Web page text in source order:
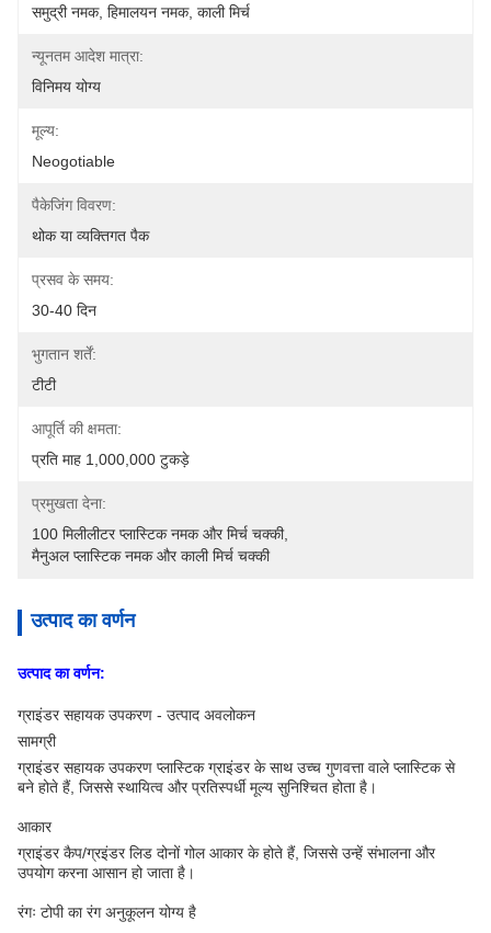
समुद्री नमक, हिमालयन नमक, काली मिर्च
न्यूनतम आदेश मात्रा:
विनिमय योग्य
मूल्य:
Neogotiable
पैकेजिंग विवरण:
थोक या व्यक्तिगत पैक
प्रसव के समय:
30-40 दिन
भुगतान शर्तें:
टीटी
आपूर्ति की क्षमता:
प्रति माह 1,000,000 टुकड़े
प्रमुखता देना:
100 मिलीलीटर प्लास्टिक नमक और मिर्च चक्की,
मैनुअल प्लास्टिक नमक और काली मिर्च चक्की
उत्पाद का वर्णन
उत्पाद का वर्णन:
ग्राइंडर सहायक उपकरण - उत्पाद अवलोकन
सामग्री
ग्राइंडर सहायक उपकरण प्लास्टिक ग्राइंडर के साथ उच्च गुणवत्ता वाले प्लास्टिक से
बने होते हैं, जिससे स्थायित्व और प्रतिस्पर्धी मूल्य सुनिश्चित होता है।
आकार
ग्राइंडर कैप/ग्रइंडर लिड दोनों गोल आकार के होते हैं, जिससे उन्हें संभालना और
उपयोग करना आसान हो जाता है।
रंगः टोपी का रंग अनुकूलन योग्य है